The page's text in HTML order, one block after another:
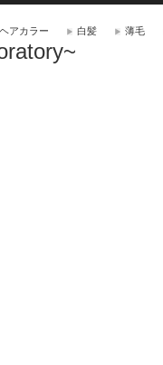
ヘアカラー 白髪 薄毛